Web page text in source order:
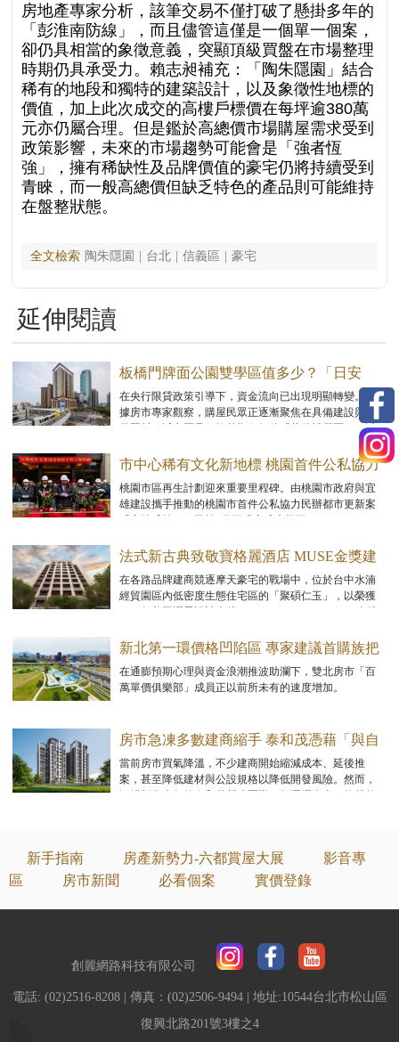
房地產專家分析，該筆交易不僅打破了懸掛多年的
「彭淮南防線」，而且儘管這僅是一個單一個案，
卻仍具相當的象徵意義，突顯頂級買盤在市場整理
時期仍具承受力。賴志昶補充：「陶朱隱園」結合
稀有的地段和獨特的建築設計，以及象徵性地標的
價值，加上此次成交的高樓戶標價在每坪逾380萬
元亦仍屬合理。但是鑑於高總價市場購屋需求受到
政策影響，未來的市場趨勢可能會是「強者恆
強」，擁有稀缺性及品牌價值的豪宅仍將持續受到
青睞，而一般高總價但缺乏特色的產品則可能維持
在盤整狀態。
全文檢索 陶朱隱園 | 台北 | 信義區 | 豪宅
延伸閱讀
板橋門牌面公園雙學區值多少？「日安
PARK」超優價位狂吸買氣
在央行限貸政策引導下，資金流向已出現明顯轉變。根
據房市專家觀察，購屋民眾正逐漸聚焦在具備建設與開
發題材，近市區且價格基期仍低的「落後補漲區」，以
市中心稀有文化新地標 桃園首件公私協力
都更案「宜雄盛筵」上樑
桃園市區再生計劃迎來重要里程碑。由桃園市政府與宜
雄建設攜手推動的桃園市首件公私協力民辦都市更新案
「宜雄盛筵」，已於1月正式完成上樑工程。
法式新古典致敬寶格麗酒店 MUSE金獎建
築「聚碩仁玉」優雅登場
在各路品牌建商競逐摩天豪宅的戰場中，位於台中水湳
經貿園區內低密度生態住宅區的「聚碩仁玉」，以榮獲
2025年美國謬思設計大獎（MUSE Design Awards）金獎
新北第一環價格凹陷區 專家建議首購族把
握上車機會
在通膨預期心理與資金浪潮推波助瀾下，雙北房市「百
萬單價俱樂部」成員正以前所未有的速度增加。
房市急凍多數建商縮手 泰和茂憑藉「與自
然共融，以科學致美」逆勢翻盤
當前房市買氣降溫，不少建商開始縮減成本、延後推
案，甚至降低建材與公設規格以降低開發風險。然而，
深耕彰化多年的泰和茂營建團隊，卻選擇走上一條截然
新手指南 房產新勢力-六都賞屋大展
影音專
區
房市新聞 必看個案 實價登錄
創麗網路科技有限公司
電話: (02)2516-8208 | 傳真：(02)2506-9494 | 地址:10544台北市松山區
復興北路201號3樓之4